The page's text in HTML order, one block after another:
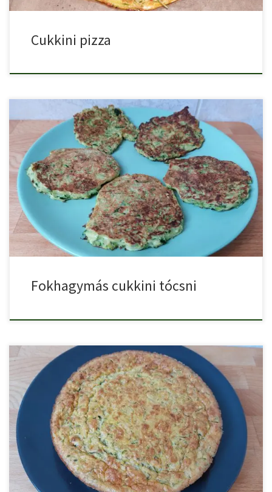
Cukkini pizza
A cukkini tócsni egy tipikus „ahány ház annyi szokás” típusú […]
Fokhagymás cukkini tócsni
Cukkinifelfújt sajttal, egy húsmentes cukkinis étel. Ez egy
alaprecept, amit […]